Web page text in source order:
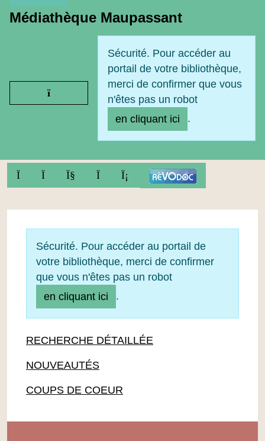
Médiathèque Maupassant
Ouvrir le menu
Sécurité. Pour accéder au
portail de votre bibliothèque,
merci de confirmer que vous
n'êtes pas un robot
en cliquant ici
.
FACEBOOK
TWITTERYOUTUBEINSTAGRAM
LINKEDIN
Sécurité. Pour accéder au portail de
votre bibliothèque, merci de confirmer
que vous n'êtes pas un robot
en cliquant ici
.
RECHERCHE DÉTAILLÉE
NOUVEAUTÉS
COUPS DE COEUR